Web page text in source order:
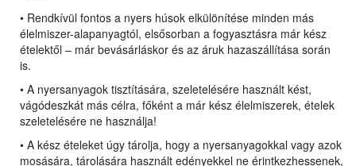
• Rendkívül fontos a nyers húsok elkülönítése minden más
élelmiszer-alapanyagtól, elsősorban a fogyasztásra már kész
ételektől – már bevásárláskor és az áruk hazaszállítása során
is.
• A nyersanyagok tisztítására, szeletelésére használt kést,
vágódeszkát más célra, főként a már kész élelmiszerek, ételek
szeletelésére ne használja!
• A kész ételeket úgy tárolja, hogy a nyersanyagokkal vagy azok
mosására, tárolására használt edényekkel ne érintkezhessenek,